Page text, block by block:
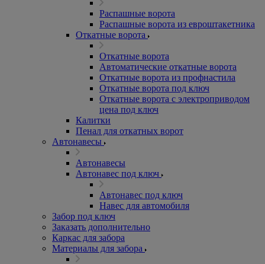
Распашные ворота
Распашные ворота из евроштакетника
Откатные ворота
Откатные ворота
Автоматические откатные ворота
Откатные ворота из профнастила
Откатные ворота под ключ
Откатные ворота с электроприводом
цена под ключ
Калитки
Пенал для откатных ворот
Автонавесы
Автонавесы
Автонавес под ключ
Автонавес под ключ
Навес для автомобиля
Забор под ключ
Заказать дополнительно
Каркас для забора
Материалы для забора